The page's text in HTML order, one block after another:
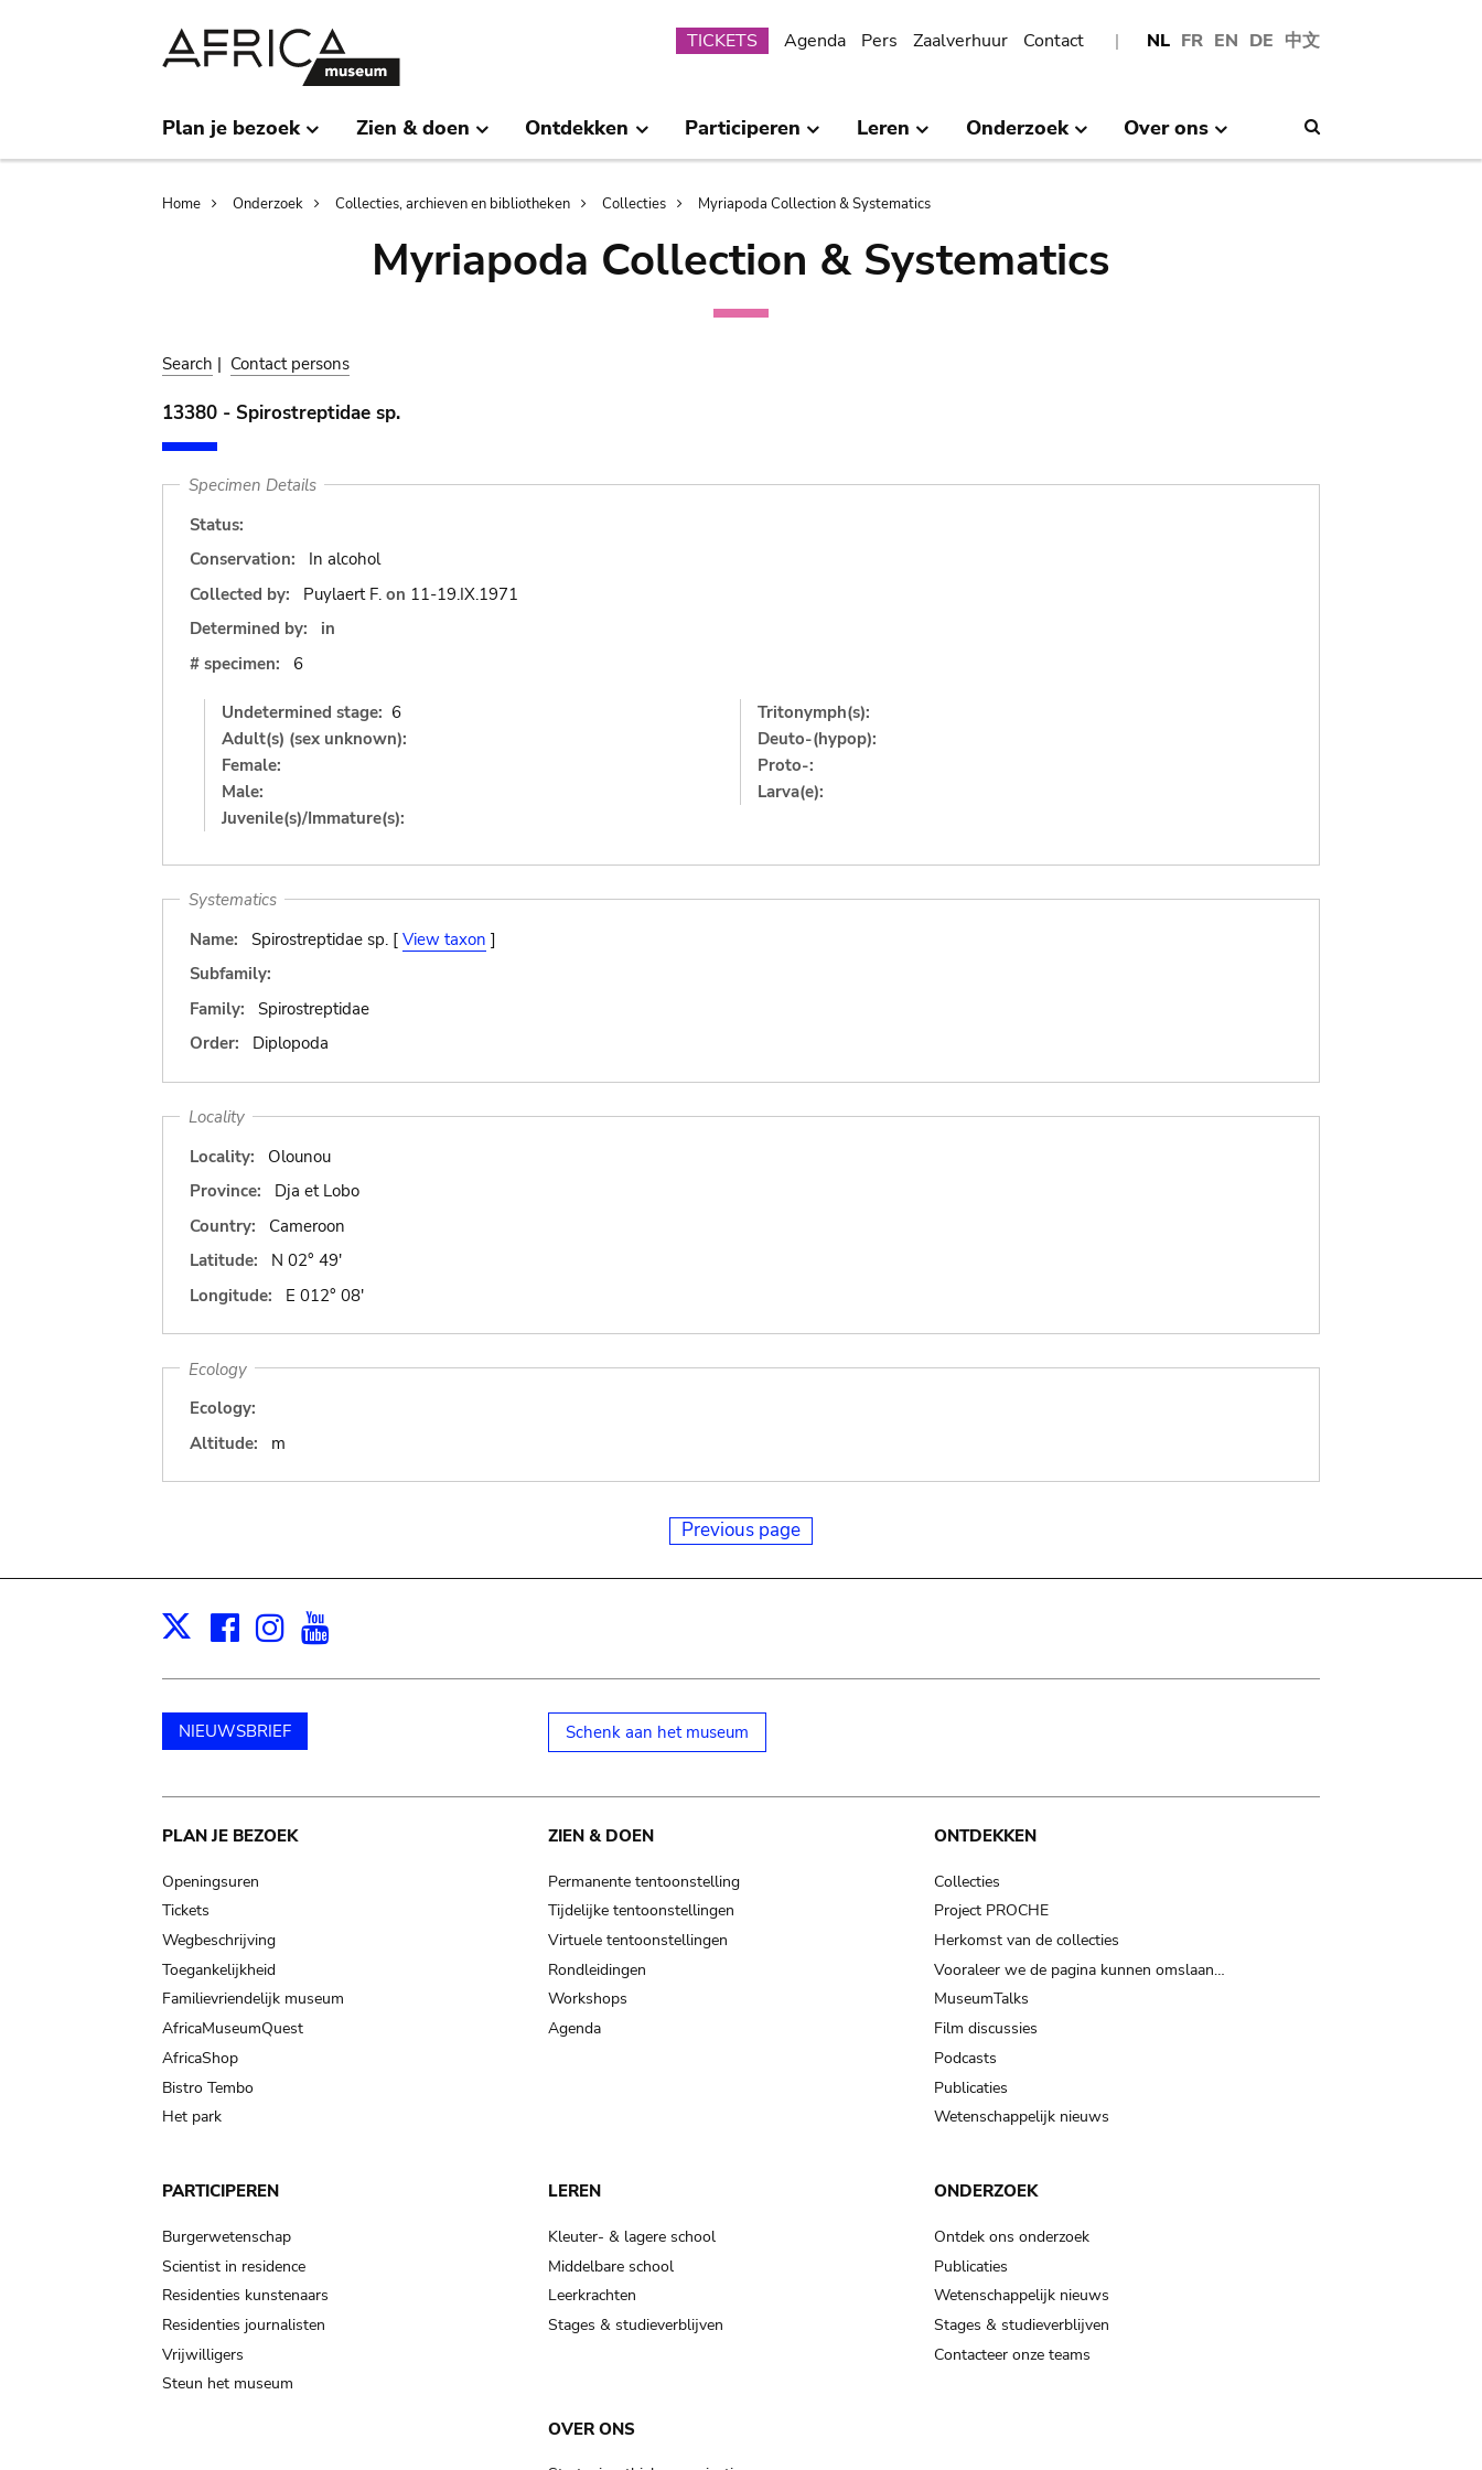
NL FR EN DE 中文
Submenu
TICKETS Agenda Pers Zaalverhuur Contact
Plan je bezoek Zien & doen Ontdekken Participeren Leren Onderzoek Over ons
Breadcrumb
Home Onderzoek Collecties, archieven en bibliotheken Collecties Myriapoda Collection & Systematics
Myriapoda Collection & Systematics
Search | Contact persons
13380 - Spirostreptidae sp.
Specimen Details
Status:
Conservation:
In alcohol
Collected by:
Puylaert F. on 11-19.IX.1971
Determined by:
in
# specimen:
6
Undetermined stage: 6
Adult(s) (sex unknown):
Female:
Male:
Juvenile(s)/Immature(s):
Tritonymph(s):
Deuto-(hypop):
Proto-:
Larva(e):
Systematics
Name:
Spirostreptidae sp. [ View taxon ]
Subfamily:
Family:
Spirostreptidae
Order:
Diplopoda
Locality
Locality:
Olounou
Province:
Dja et Lobo
Country:
Cameroon
Latitude:
N 02° 49'
Longitude:
E 012° 08'
Ecology
Ecology:
Altitude:
m
Previous page
X Facebook
Instagram
NIEUWSBRIEF Schenk aan het museum
Main
navigation
PLAN JE BEZOEK
Openingsuren
Tickets
Wegbeschrijving
Toegankelijkheid
Familievriendelijk museum
AfricaMuseumQuest
AfricaShop
Bistro Tembo
Het park
ZIEN & DOEN
Permanente tentoonstelling
Tijdelijke tentoonstellingen
Virtuele tentoonstellingen
Rondleidingen
Workshops
Agenda
ONTDEKKEN
Collecties
Project PROCHE
Herkomst van de collecties
Vooraleer we de pagina kunnen omslaan…
MuseumTalks
Film discussies
Podcasts
Publicaties
Wetenschappelijk nieuws
PARTICIPEREN
Burgerwetenschap
Scientist in residence
Residenties kunstenaars
Residenties journalisten
Vrijwilligers
Steun het museum
LEREN
Kleuter- & lagere school
Middelbare school
Leerkrachten
Stages & studieverblijven
ONDERZOEK
Ontdek ons onderzoek
Publicaties
Wetenschappelijk nieuws
Stages & studieverblijven
Contacteer onze teams
OVER ONS